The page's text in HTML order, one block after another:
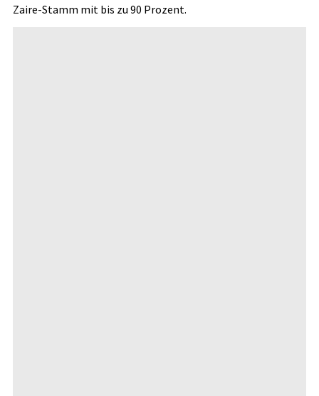
Zaire-Stamm mit bis zu 90 Prozent.